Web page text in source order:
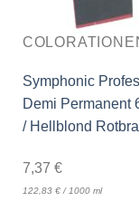
Symphonic
Demi Permanent
/ Hellblond
7,37 €
122,83 €/ 1000 ml